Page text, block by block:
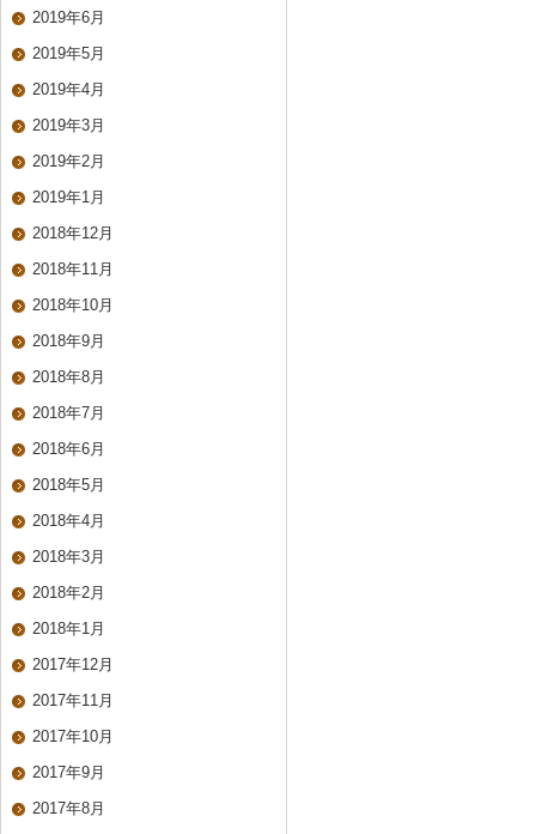
2019年6月
2019年5月
2019年4月
2019年3月
2019年2月
2019年1月
2018年12月
2018年11月
2018年10月
2018年9月
2018年8月
2018年7月
2018年6月
2018年5月
2018年4月
2018年3月
2018年2月
2018年1月
2017年12月
2017年11月
2017年10月
2017年9月
2017年8月